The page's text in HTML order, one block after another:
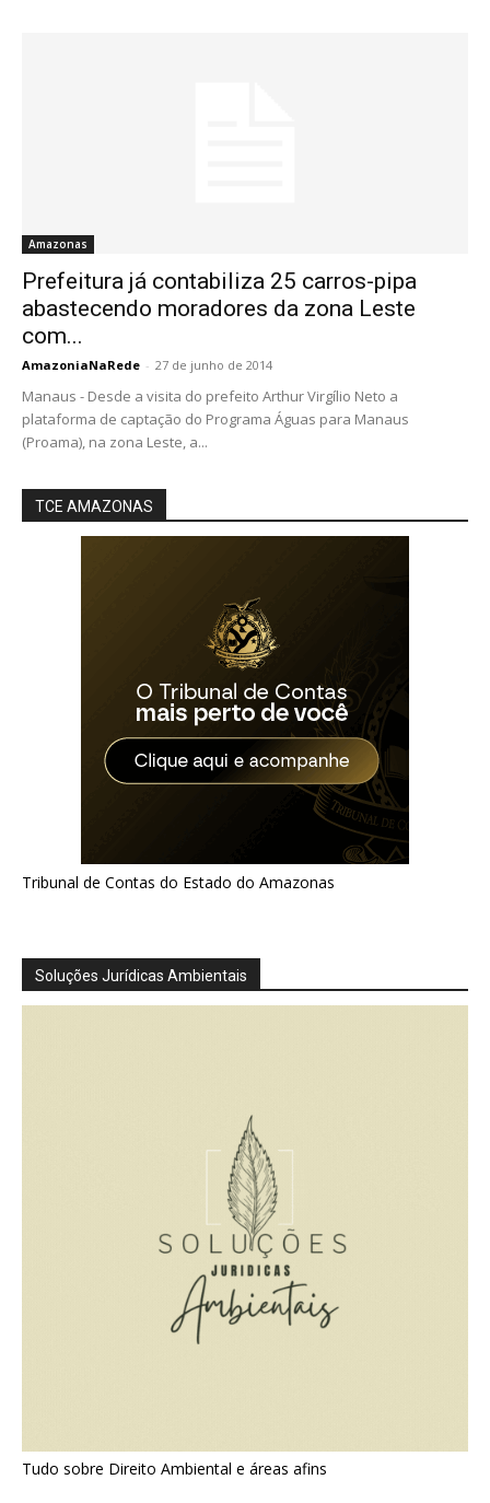
Amazonas
Prefeitura já contabiliza 25 carros-pipa
abastecendo moradores da zona Leste
com...
AmazoniaNaRede - 27 de junho de 2014
Manaus - Desde a visita do prefeito Arthur Virgílio Neto a
plataforma de captação do Programa Águas para Manaus
(Proama), na zona Leste, a...
TCE AMAZONAS
Tribunal de Contas do Estado do Amazonas
Soluções Jurídicas Ambientais
Tudo sobre Direito Ambiental e áreas afins